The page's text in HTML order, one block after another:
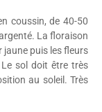
coussin, de 40-50
La floraison
jaune puis les fleurs
sol doit être très
au soleil. Très